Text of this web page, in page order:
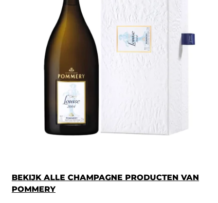
BEKIJK ALLE CHAMPAGNE PRODUCTEN VAN
POMMERY